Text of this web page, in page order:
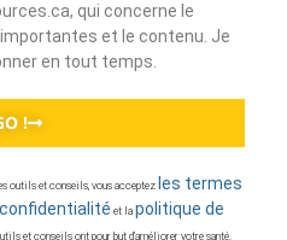
qui concerne le
et le contenu. Je
en tout temps.
!
outils et conseils, vous acceptez les termes
et la politique de
et conseils ont pour but d’améliorer votre santé.